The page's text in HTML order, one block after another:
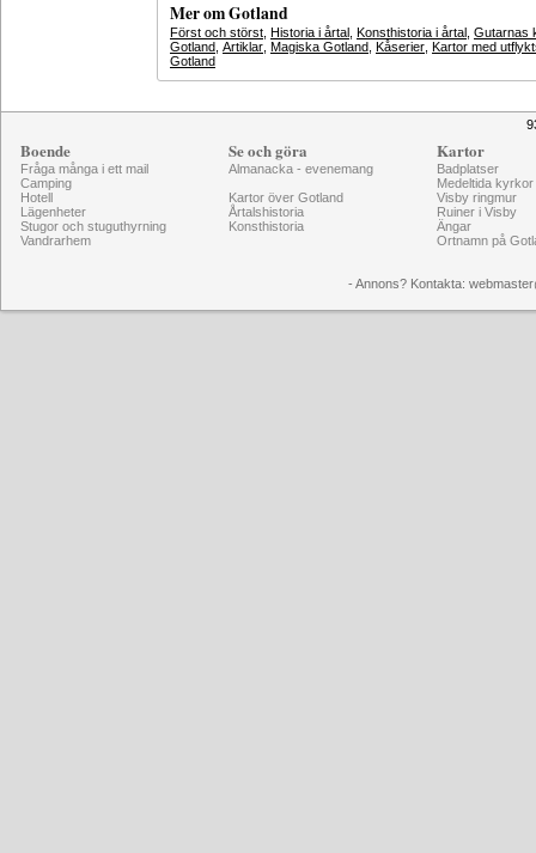
Mer om Gotland
Först och störst Historia i årtal Konsthistoria i årtal Gutarnas
Gotland Artiklar Magiska Gotland Kåserier Kartor med
Gotland
Boende
Fråga många i ett mail
Camping
Hotell
Lägenheter
Stugor och stuguthyrning
Vandrarhem
Se och göra
Almanacka - evenemang
Kartor över Gotland
Årtalshistoria
Konsthistoria
Kartor
Badplatser
Medeltida kyrkor
Visby ringmur
Ruiner i Visby
Ängar
Ortnamn på
- Annons? Kontakta: